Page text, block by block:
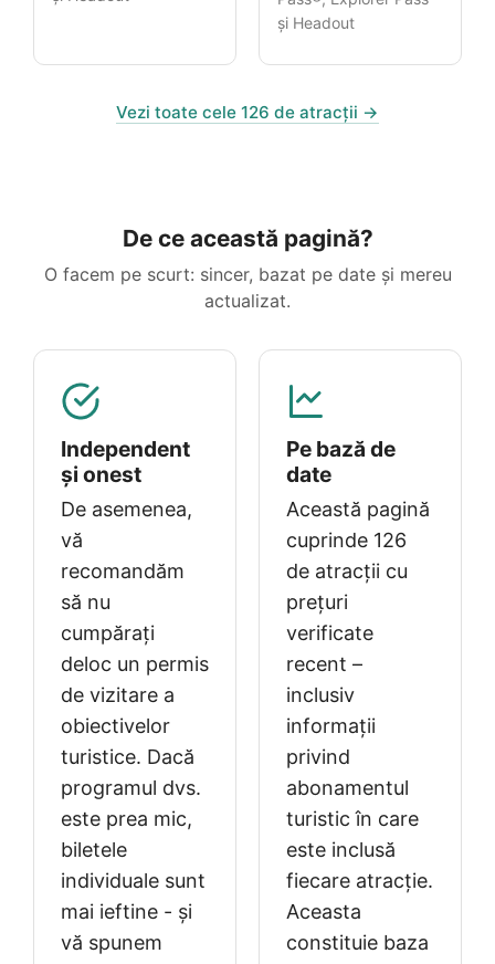
și Headout
Vezi toate cele 126 de atracții →
De ce această pagină?
O facem pe scurt: sincer, bazat pe date și mereu
actualizat.
Independent
și onest
De asemenea,
vă
recomandăm
să nu
cumpărați
deloc un permis
de vizitare a
obiectivelor
turistice. Dacă
programul dvs.
este prea mic,
biletele
individuale sunt
mai ieftine - și
vă spunem
Pe bază de
date
Această pagină
cuprinde 126
de atracții cu
prețuri
verificate
recent –
inclusiv
informații
privind
abonamentul
turistic în care
este inclusă
fiecare atracție.
Aceasta
constituie baza